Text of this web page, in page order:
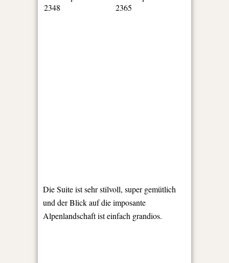
Die Suite ist sehr stilvoll, super gemütlich
und der Blick auf die imposante
Alpenlandschaft ist einfach grandios.